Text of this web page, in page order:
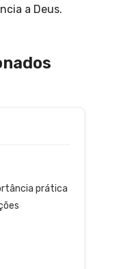
a Deus.
prática